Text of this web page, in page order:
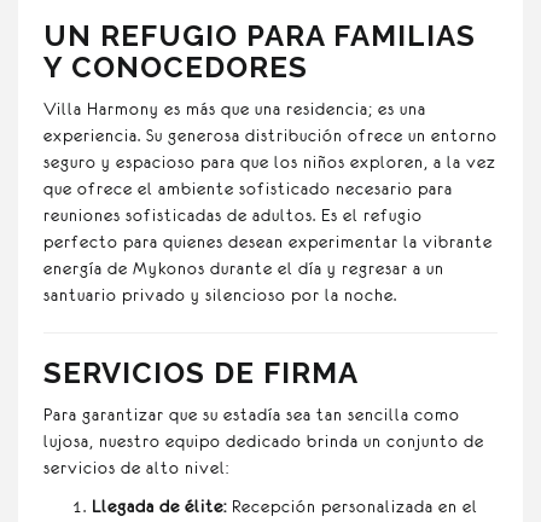
UN REFUGIO PARA FAMILIAS
Y CONOCEDORES
Villa Harmony es más que una residencia; es una
experiencia. Su generosa distribución ofrece un entorno
seguro y espacioso para que los niños exploren, a la vez
que ofrece el ambiente sofisticado necesario para
reuniones sofisticadas de adultos. Es el refugio
perfecto para quienes desean experimentar la vibrante
energía de Mykonos durante el día y regresar a un
santuario privado y silencioso por la noche.
SERVICIOS DE FIRMA
Para garantizar que su estadía sea tan sencilla como
lujosa, nuestro equipo dedicado brinda un conjunto de
servicios de alto nivel:
Llegada de élite:Recepción personalizada en el